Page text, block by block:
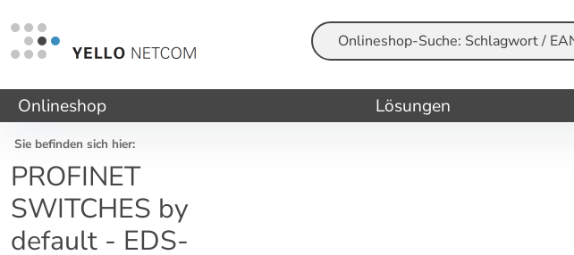
Suche
Onlineshop Lösungen
Sie befinden sich hier:
PROFINET
SWITCHES by
default - EDS-